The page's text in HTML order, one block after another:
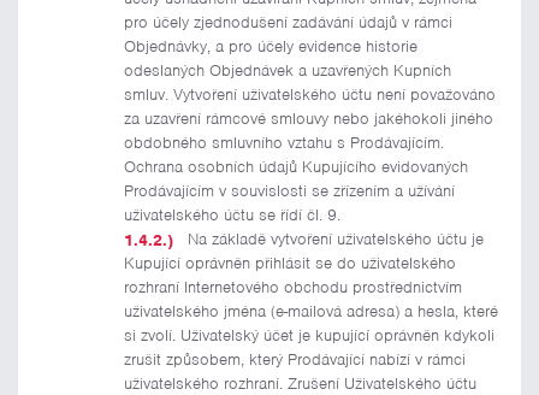
pro účely zjednodušení zadávání údajů v rámci
Objednávky, a pro účely evidence historie
odeslaných Objednávek a uzavřených Kupních
smluv. Vytvoření uživatelského účtu není považováno
za uzavření rámcové smlouvy nebo jakéhokoli jiného
obdobného smluvního vztahu s Prodávajícím.
Ochrana osobních údajů Kupujícího evidovaných
Prodávajícím v souvislosti se zřízením a užívání
uživatelského účtu se řídí čl. 9.
Na základě vytvoření uživatelského účtu je
Kupující oprávněn přihlásit se do uživatelského
rozhraní Internetového obchodu prostřednictvím
uživatelského jména (e-mailová adresa) a hesla, které
si zvolí. Uživatelský účet je kupující oprávněn kdykoli
zrušit způsobem, který Prodávající nabízí v rámci
uživatelského rozhraní. Zrušení Uživatelského účtu